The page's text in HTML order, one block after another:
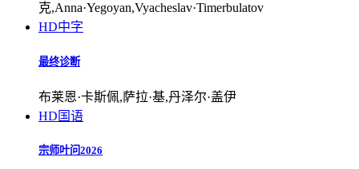
克,Anna·Yegoyan,Vyacheslav·Timerbulatov
HD中字
最终诊断
布莱恩·卡斯佩,萨拉·基,丹泽尔·盖伊
HD国语
宗师叶问2026